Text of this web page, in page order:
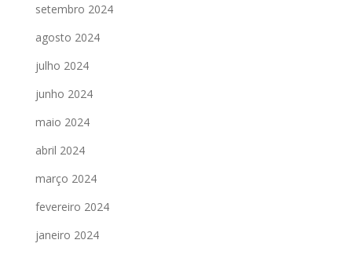
setembro 2024
agosto 2024
julho 2024
junho 2024
maio 2024
abril 2024
março 2024
fevereiro 2024
janeiro 2024